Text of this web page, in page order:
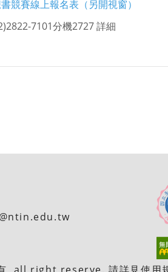
競賽線上報名表（另開視窗）
7101分機2727 詳細